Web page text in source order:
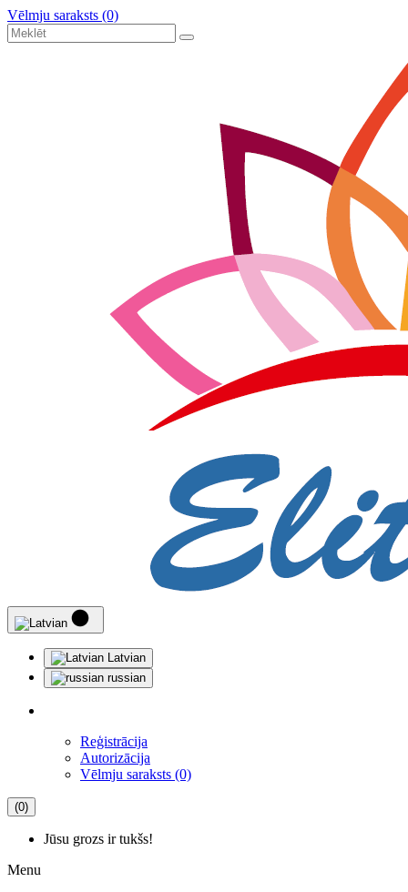
Vēlmju saraksts (0)
Latvian
russian
Reģistrācija
Autorizācija
Vēlmju saraksts (0)
(0)
Jūsu grozs ir tukšs!
Menu